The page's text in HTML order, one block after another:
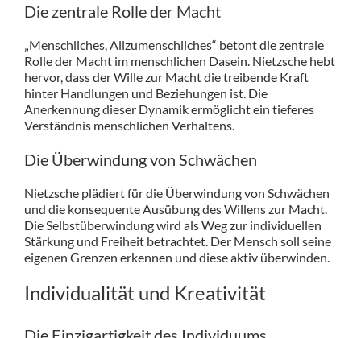
Die zentrale Rolle der Macht
„Menschliches, Allzumenschliches“ betont die zentrale
Rolle der Macht im menschlichen Dasein. Nietzsche hebt
hervor, dass der Wille zur Macht die treibende Kraft
hinter Handlungen und Beziehungen ist. Die
Anerkennung dieser Dynamik ermöglicht ein tieferes
Verständnis menschlichen Verhaltens.
Die Überwindung von Schwächen
Nietzsche plädiert für die Überwindung von Schwächen
und die konsequente Ausübung des Willens zur Macht.
Die Selbstüberwindung wird als Weg zur individuellen
Stärkung und Freiheit betrachtet. Der Mensch soll seine
eigenen Grenzen erkennen und diese aktiv überwinden.
Individualität und Kreativität